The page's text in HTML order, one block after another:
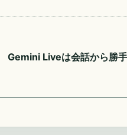
Gemini Liveは会話から勝